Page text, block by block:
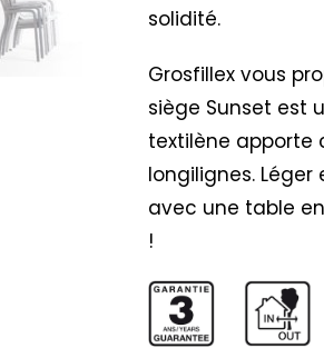
solidité.
Grosfillex vous
siège Sunset est
textilène apporte
longilignes.
avec une table
!